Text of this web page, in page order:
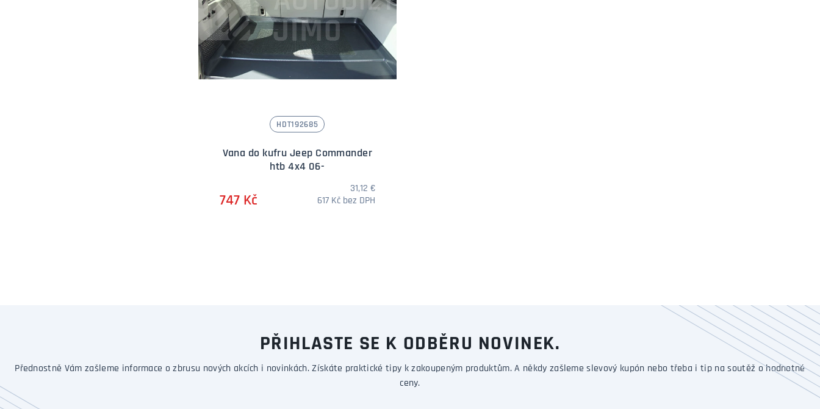
HDT192685
Vana do kufru Jeep Commander
htb 4x4 06-
747 Kč
31,12 €
617 Kč bez DPH
PŘIHLASTE SE K ODBĚRU NOVINEK.
Přednostně Vám zašleme informace o zbrusu nových akcích i novinkách. Získáte praktické tipy k zakoupeným produktům. A někdy zašleme slevový kupón nebo třeba i tip na soutěž o hodnotné
ceny.